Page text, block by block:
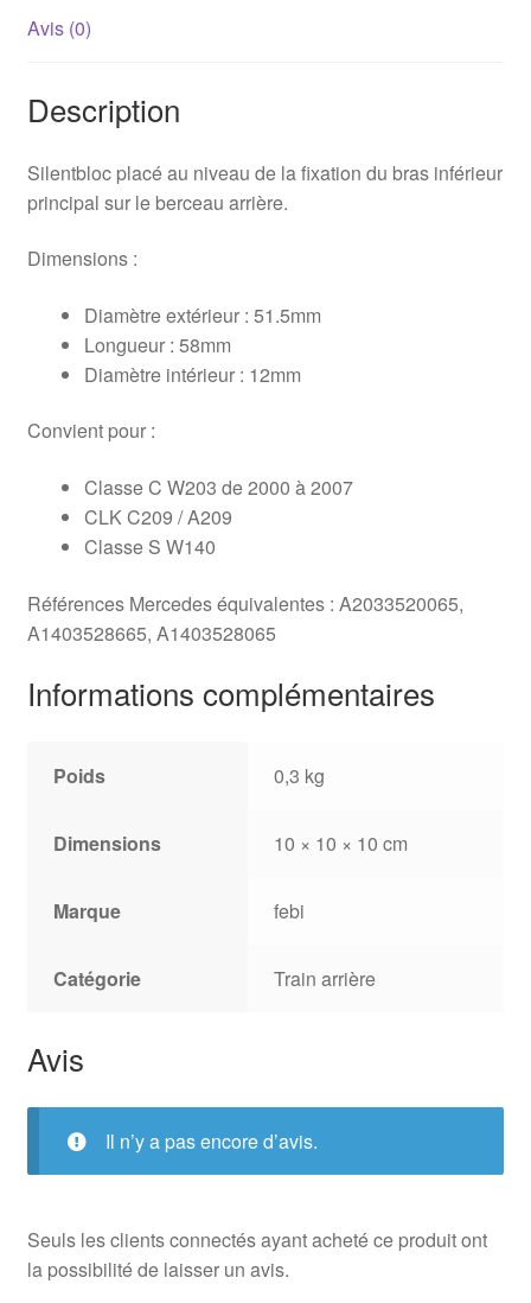
Avis (0)
Description
Silentbloc placé au niveau de la fixation du bras inférieur
principal sur le berceau arrière.
Dimensions :
Diamètre extérieur : 51.5mm
Longueur : 58mm
Diamètre intérieur : 12mm
Convient pour :
Classe C W203 de 2000 à 2007
CLK C209 / A209
Classe S W140
Références Mercedes équivalentes : A2033520065,
A1403528665, A1403528065
Informations complémentaires
Poids 0,3 kg
Dimensions 10 × 10 × 10 cm
Marque febi
Catégorie Train arrière
Avis
Il n’y a pas encore d’avis.
Seuls les clients connectés ayant acheté ce produit ont
la possibilité de laisser un avis.